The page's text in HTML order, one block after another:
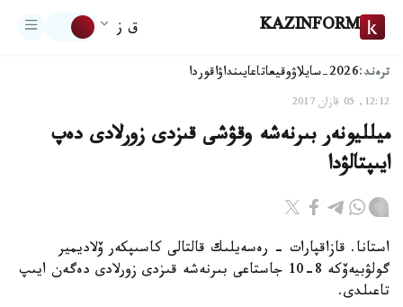
KAZINFORM ق ز
ترەند:2026-سايلاۋ وقيعاتاعايىنداۋاقوردا
12:12, 05 قازان 2017
ميلليونەر بىرنەشە وقۋشى قىزدى زورلادى دەپ
ايىپتالۋدا
استانا. قازاقپارات - رەسەيلىك قالتالى كاسىپكەر ۆلاديمير
گولۋبيەۆكە 8-10 جاستاعى بىرنەشە قىزدى زورلادى دەگەن ايىپ
تاعىلدى.